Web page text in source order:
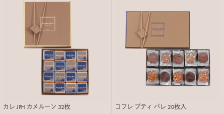
カレ JPH カメルーン 32枚 コフレ プティ パレ 20枚入